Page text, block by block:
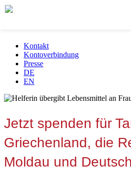
Kontakt
Kontoverbindung
Presse
DE
EN
Jetzt spenden für
Griechenland, die
Moldau und